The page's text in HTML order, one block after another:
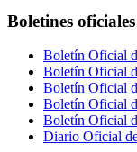
Boletines oficiales
Boletín Oficial
Boletín Oficial
Boletín Oficial
Boletín Oficial
Boletín Oficial
Diario Oficial